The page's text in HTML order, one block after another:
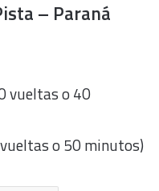
– Paraná
vueltas o 40
o 50 minutos)